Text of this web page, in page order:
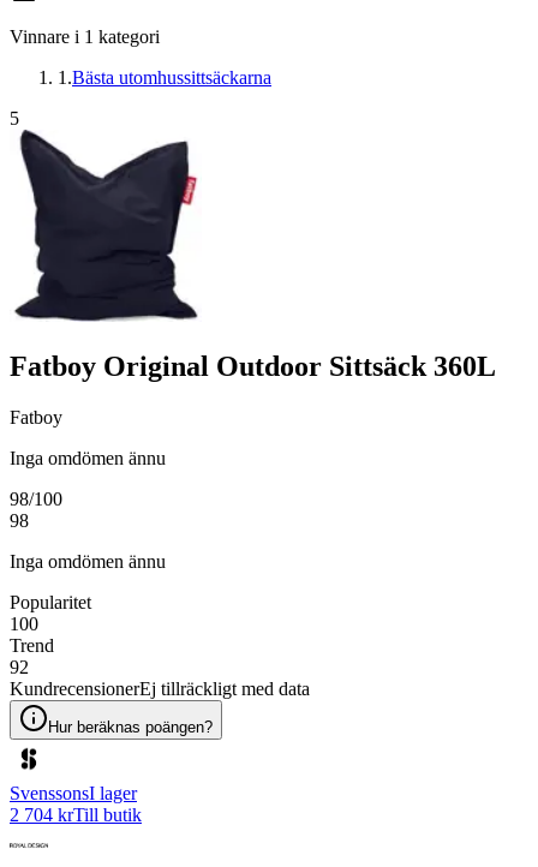
Vinnare i 1 kategori
1 .Bästa utomhussittsäckarna
5
Fatboy Original Outdoor Sittsäck 360L
Fatboy
Inga omdömen ännu
98/100
98
Inga omdömen ännu
Popularitet
100
Trend
92
KundrecensionerEj tillräckligt med data
Hur beräknas poängen?
SvenssonsI lager
2 704 krTill butik